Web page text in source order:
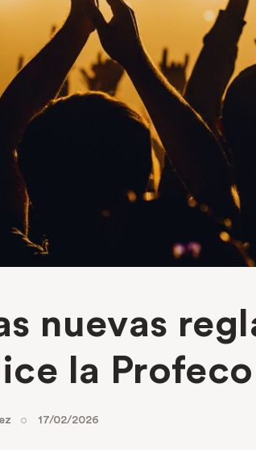
nuevas
la Profeco
17/02/2026